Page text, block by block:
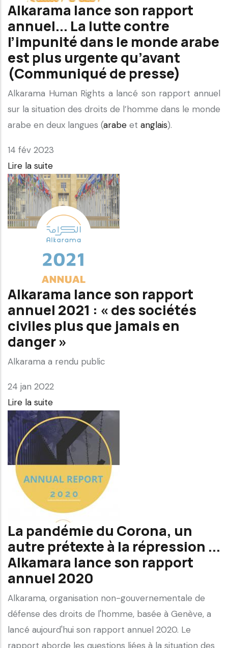
Alkarama lance son rapport
annuel... La lutte contre
l’impunité dans le monde arabe
est plus urgente qu’avant
(Communiqué de presse)
Alkarama Human Rights a lancé son rapport annuel
sur la situation des droits de l’homme dans le monde
arabe en deux langues (arabe et anglais).
14 fév 2023
Lire la suite
Alkarama lance son rapport
annuel 2021 : « des sociétés
civiles plus que jamais en
danger »
Alkarama a rendu public
24 jan 2022
Lire la suite
La pandémie du Corona, un
autre prétexte à la répression ...
Alkamara lance son rapport
annuel 2020
Alkarama, organisation non-gouvernementale de
défense des droits de l'homme, basée à Genève, a
lancé aujourd'hui son rapport annuel 2020. Le
rapport aborde les questions liées à la situation des